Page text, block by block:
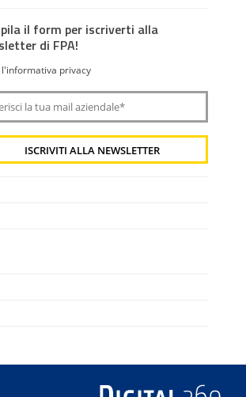
il form per iscriverti alla
di FPA!
l'informativa privacy